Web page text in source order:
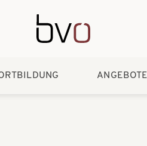
Direkt zum Inhalt
ANGEBOTE